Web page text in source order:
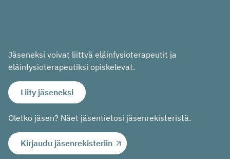
Jäseneksi voivat liittyä eläinfysioterapeutit ja
eläinfysioterapeutiksi opiskelevat.
Liity jäseneksi
Oletko jäsen? Näet jäsentietosi jäsenrekisteristä.
Kirjaudu jäsenrekisteriin